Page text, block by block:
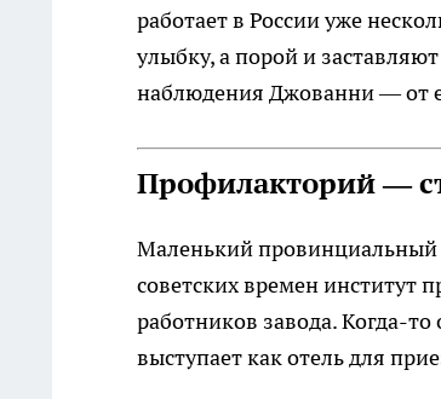
работает в России уже
улыбку, а порой и
наблюдения Джованни — от
Профилакторий —
Маленький провинциальный
советских времен институт
работников завода. Когда-
выступает как отель для